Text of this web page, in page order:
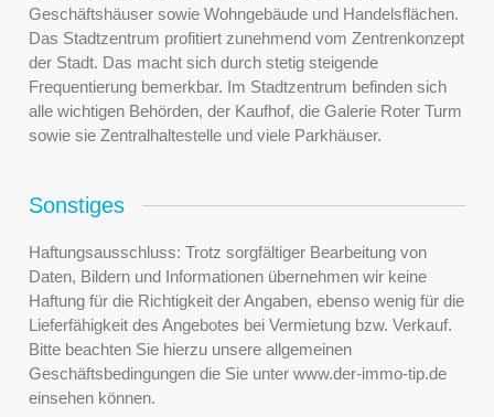
Geschäftshäuser sowie Wohngebäude und Handelsflächen.
Das Stadtzentrum profitiert zunehmend vom Zentrenkonzept
der Stadt. Das macht sich durch stetig steigende
Frequentierung bemerkbar. Im Stadtzentrum befinden sich
alle wichtigen Behörden, der Kaufhof, die Galerie Roter Turm
sowie sie Zentralhaltestelle und viele Parkhäuser.
Sonstiges
Haftungsausschluss: Trotz sorgfältiger Bearbeitung von
Daten, Bildern und Informationen übernehmen wir keine
Haftung für die Richtigkeit der Angaben, ebenso wenig für die
Lieferfähigkeit des Angebotes bei Vermietung bzw. Verkauf.
Bitte beachten Sie hierzu unsere allgemeinen
Geschäftsbedingungen die Sie unter www.der-immo-tip.de
einsehen können.